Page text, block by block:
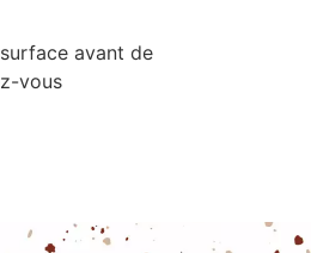
avant de
vous